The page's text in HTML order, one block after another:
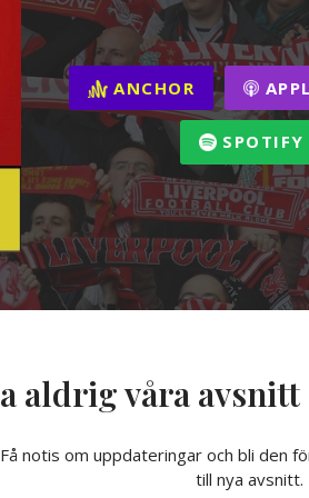
ANCHOR
SPOTIFY
aldrig våra
Få notis om uppdateringar och bli den
till nya avsnitt.